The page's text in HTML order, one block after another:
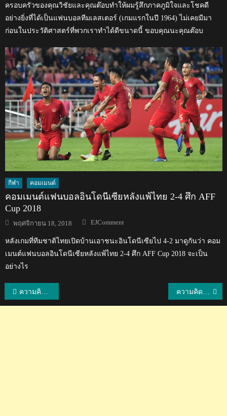
ครอบครัวของคุณวิชัยและคุณต๊อบทำให้ผมรู้สึกภาคภูมิใจและโชคดี
อย่างยิ่งที่ได้เป็นแฟนบอลทีมเลสเตอร์ (เกมแรกในปี 1964) ไม่เคยมีมา
ก่อนในประวัติศาสตร์ที่พวกเราทำได้ดีขนาดนี้ ขอบคุณนะคุณต๊อบ
กีฬา คอมเมนต์
คอมเมนต์แฟนบอลอินโดนีเซียหลังแพ้ไทย 2-4 ศึก AFF
Cup 2018
Posted
on
พฤศจิกายน 18, 2018 Author
EJComment
หลังเกมที่ทีมชาติไทยเปิดบ้านเอาชนะอินโดนีเซียไป 4-2 มาดูกันว่า คอม
เมนต์แฟนบอลอินโดนีเซียหลังแพ้ไทย 2-4 ศึก AFF Cup 2018 จะเป็น
อย่างไร
แนะแนว
ความคิดเห็นชาวโดมินิกันและชาวโลกหลังไทยแพ้โดมินิกัน 2-3 เซต เนชันส์ ลีก 2019 ความคิดเห็นชาวโลกหลังไบเกอร์ไทยช่วยชีวิตเด็กป่วยฝ่ารถติดส่งโรงพยาบาล